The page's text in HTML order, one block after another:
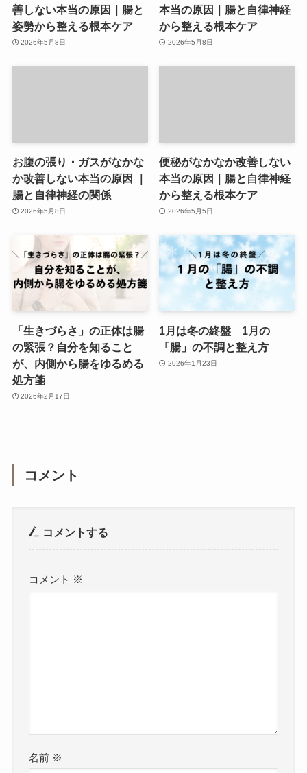
善しない本当の原因｜腸と
姿勢から整える根本ケア
2026年5月8日
本当の原因｜腸と自律神経
から整える根本ケア
2026年5月8日
お腹の張り・ガスがなかな
か改善しない本当の原因 ｜
腸と自律神経の関係
2026年5月8日
便秘がなかなか改善しない
本当の原因｜腸と自律神経
から整える根本ケア
2026年5月5日
「生きづらさ」の正体は腸
の緊張？自分を知ること
が、内側から腸をゆるめる
処方箋
2026年2月17日
1月は冬の終盤 1月の
「腸」の不調と整え方
2026年1月23日
コメント
コメントする
コメント ※
名前 ※